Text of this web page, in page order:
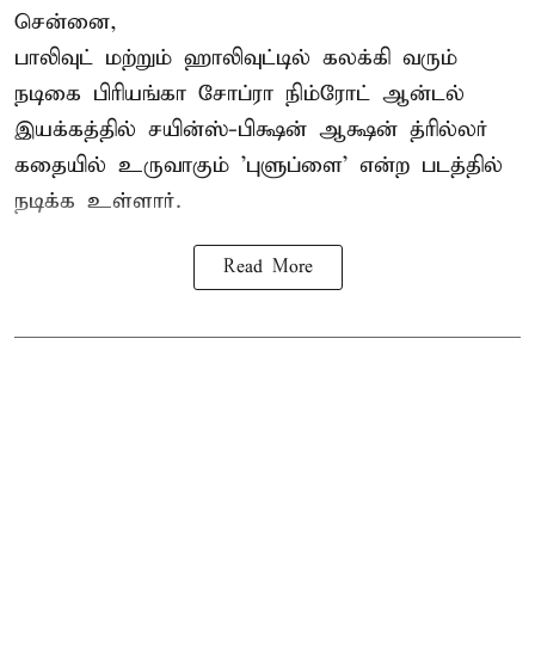
சென்னை,
பாலிவுட் மற்றும் ஹாலிவுட்டில் கலக்கி வரும்
நடிகை பிரியங்கா சோப்ரா நிம்ரோட் ஆன்டல்
இயக்கத்தில் சயின்ஸ்-பிக்ஷன் ஆக்ஷன் த்ரில்லர்
கதையில் உருவாகும் 'புளுப்ளை' என்ற படத்தில்
நடிக்க உள்ளார்.
Read More